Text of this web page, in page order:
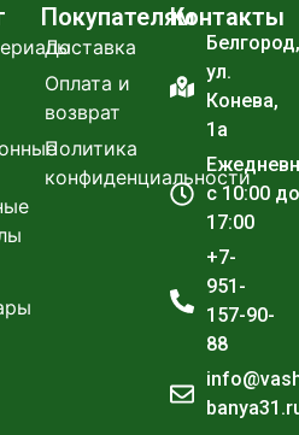
Покупателям
Доставка
Оплата и
возврат
Политика
конфиденциальности
Контакты
Белгород,
ул.
Конева,
1а
с 10:00 до
17:00
+7-
951-
157-90-
88